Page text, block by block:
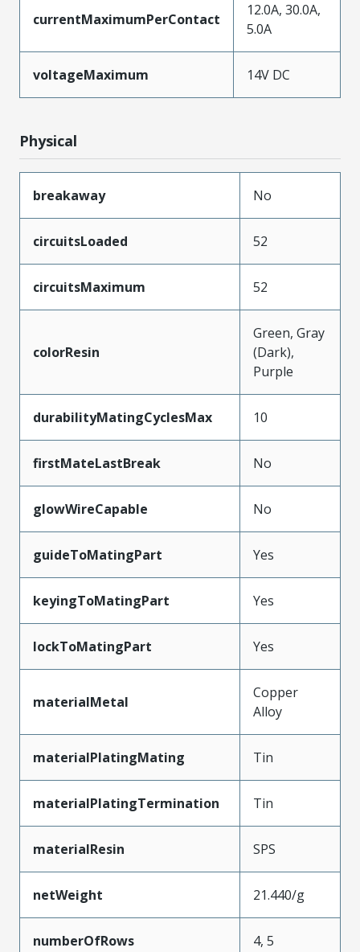
currentMaximumPerContact
12.0A, 30.0A,
5.0A
voltageMaximum 14V DC
Physical
breakaway No
circuitsLoaded 52
circuitsMaximum 52
colorResin
Green, Gray
(Dark),
Purple
durabilityMatingCyclesMax 10
firstMateLastBreak No
glowWireCapable No
guideToMatingPart Yes
keyingToMatingPart Yes
lockToMatingPart Yes
materialMetal
Copper
Alloy
materialPlatingMating Tin
materialPlatingTermination Tin
materialResin SPS
netWeight 21.440/g
numberOfRows 4, 5